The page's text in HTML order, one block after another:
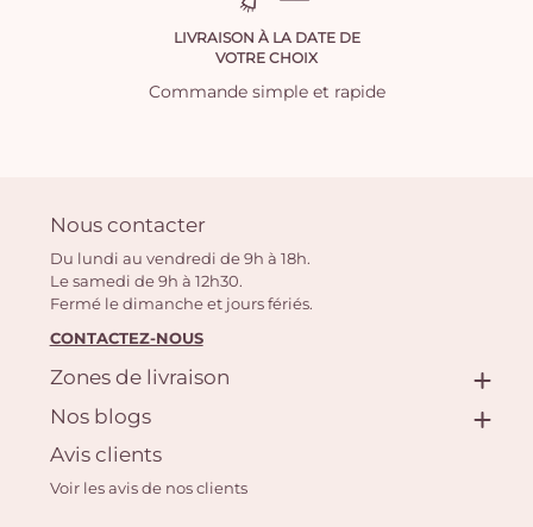
LIVRAISON À LA DATE DE
VOTRE CHOIX
Commande simple et rapide
Nous contacter
Du lundi au vendredi de 9h à 18h.
Le samedi de 9h à 12h30.
Fermé le dimanche et jours fériés.
CONTACTEZ-NOUS
Zones de livraison
Nos blogs
Avis clients
Voir les avis de nos clients